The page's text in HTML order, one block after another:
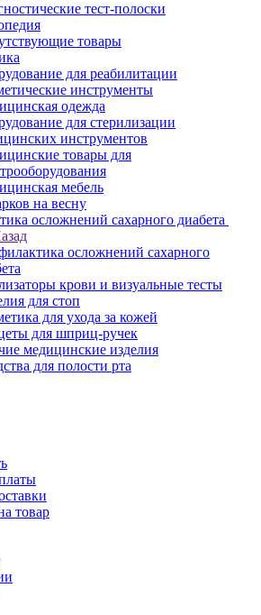
тест-полоски
товары
для реабилитации
инструменты
одежда
для стерилизации
инструментов
товары для
мебель
на весну
осложнений сахарного диабета
осложнений сахарного
крови и визуальные тесты
для стоп
для ухода за кожей
для шприц-ручек
медицинские изделия
для полости рта
товар